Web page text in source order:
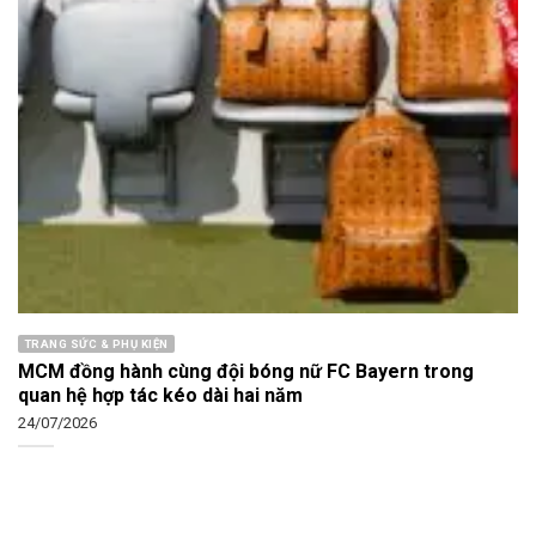
TRANG SỨC & PHỤ KIỆN
MCM đồng hành cùng đội bóng nữ FC Bayern trong
quan hệ hợp tác kéo dài hai năm
24/07/2026